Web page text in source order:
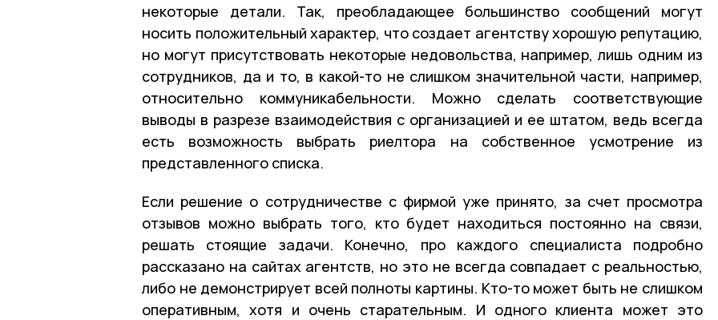
некоторые детали. Так, преобладающее большинство сообщений могут
носить положительный характер, что создает агентству хорошую репутацию,
но могут присутствовать некоторые недовольства, например, лишь одним из
сотрудников, да и то, в какой-то не слишком значительной части, например,
относительно коммуникабельности. Можно сделать соответствующие
выводы в разрезе взаимодействия с организацией и ее штатом, ведь всегда
есть возможность выбрать риелтора на собственное усмотрение из
представленного списка.
Если решение о сотрудничестве с фирмой уже принято, за счет просмотра
отзывов можно выбрать того, кто будет находиться постоянно на связи,
решать стоящие задачи. Конечно, про каждого специалиста подробно
рассказано на сайтах агентств, но это не всегда совпадает с реальностью,
либо не демонстрирует всей полноты картины. Кто-то может быть не слишком
оперативным, хотя и очень старательным. И одного клиента может это